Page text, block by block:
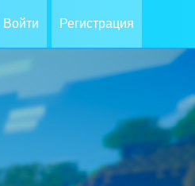
Войти Регистрация